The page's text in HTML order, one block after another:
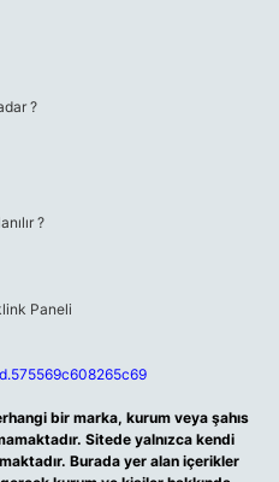
?
?
bir marka, kurum veya şahıs
Sitede yalnızca kendi
Burada yer alan içerikler